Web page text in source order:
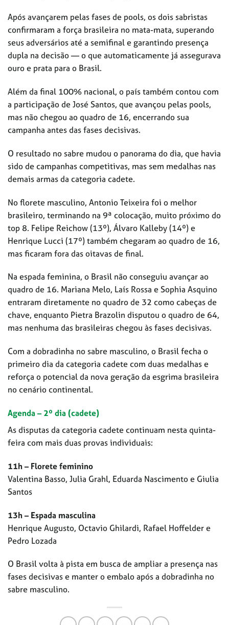
Após avançarem pelas fases de pools, os dois sabristas
confirmaram a força brasileira no mata-mata, superando
seus adversários até a semifinal e garantindo presença
dupla na decisão — o que automaticamente já assegurava
ouro e prata para o Brasil.
Além da final 100% nacional, o país também contou com
a participação de José Santos, que avançou pelas pools,
mas não chegou ao quadro de 16, encerrando sua
campanha antes das fases decisivas.
O resultado no sabre mudou o panorama do dia, que havia
sido de campanhas competitivas, mas sem medalhas nas
demais armas da categoria cadete.
No florete masculino, Antonio Teixeira foi o melhor
brasileiro, terminando na 9ª colocação, muito próximo do
top 8. Felipe Reichow (13º), Álvaro Kalleby (14º) e
Henrique Lucci (17º) também chegaram ao quadro de 16,
mas ficaram fora das oitavas de final.
Na espada feminina, o Brasil não conseguiu avançar ao
quadro de 16. Mariana Melo, Laís Rossa e Sophia Asquino
entraram diretamente no quadro de 32 como cabeças de
chave, enquanto Pietra Brazolin disputou o quadro de 64,
mas nenhuma das brasileiras chegou às fases decisivas.
Com a dobradinha no sabre masculino, o Brasil fecha o
primeiro dia da categoria cadete com duas medalhas e
reforça o potencial da nova geração da esgrima brasileira
no cenário continental.
Agenda – 2º dia (cadete)
As disputas da categoria cadete continuam nesta quinta-
feira com mais duas provas individuais:
11h – Florete feminino
Valentina Basso, Julia Grahl, Eduarda Nascimento e Giulia
Santos
13h – Espada masculina
Henrique Augusto, Octavio Ghilardi, Rafael Hoffelder e
Pedro Lozada
O Brasil volta à pista em busca de ampliar a presença nas
fases decisivas e manter o embalo após a dobradinha no
sabre masculino.